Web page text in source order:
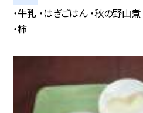
・牛乳 ・はぎごはん ・秋の野山
・柿